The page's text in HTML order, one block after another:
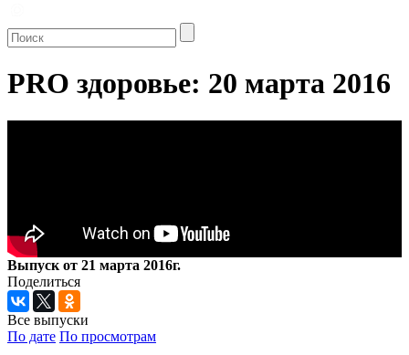
PRO здоровье: 20 марта 2016
Выпуск от 21 марта 2016г.
Поделиться
Все выпуски
По дате По просмотрам